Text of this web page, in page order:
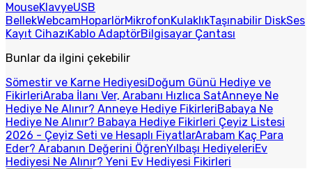
MouseKlavyeUSB
BellekWebcamHoparlörMikrofonKulaklıkTaşınabilir DiskSes
Kayıt CihazıKablo AdaptörBilgisayar Çantası
Bunlar da ilgini çekebilir
Sömestir ve Karne HediyesiDoğum Günü Hediye ve
FikirleriAraba İlanı Ver, Arabanı Hızlıca SatAnneye Ne
Hediye Ne Alınır? Anneye Hediye FikirleriBabaya Ne
Hediye Ne Alınır? Babaya Hediye Fikirleri Çeyiz Listesi
2026 - Çeyiz Seti ve Hesaplı FiyatlarArabam Kaç Para
Eder? Arabanın Değerini ÖğrenYılbaşı HediyeleriEv
Hediyesi Ne Alınır? Yeni Ev Hediyesi Fikirleri